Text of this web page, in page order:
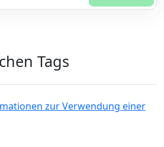
Tags
zur Verwendung einer